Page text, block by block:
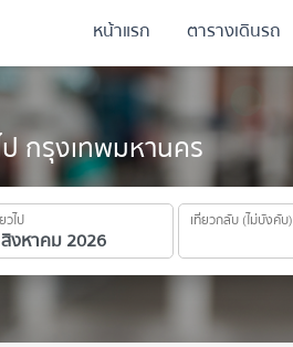
กรุงเทพมหานคร
วไป เที่ยวกลับ (ไม่บังคับ)
หน้าแรก ตารางเดินรถ